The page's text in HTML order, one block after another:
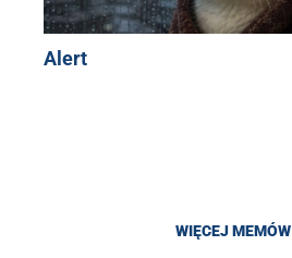
Alert
WIĘCEJ MEMÓW